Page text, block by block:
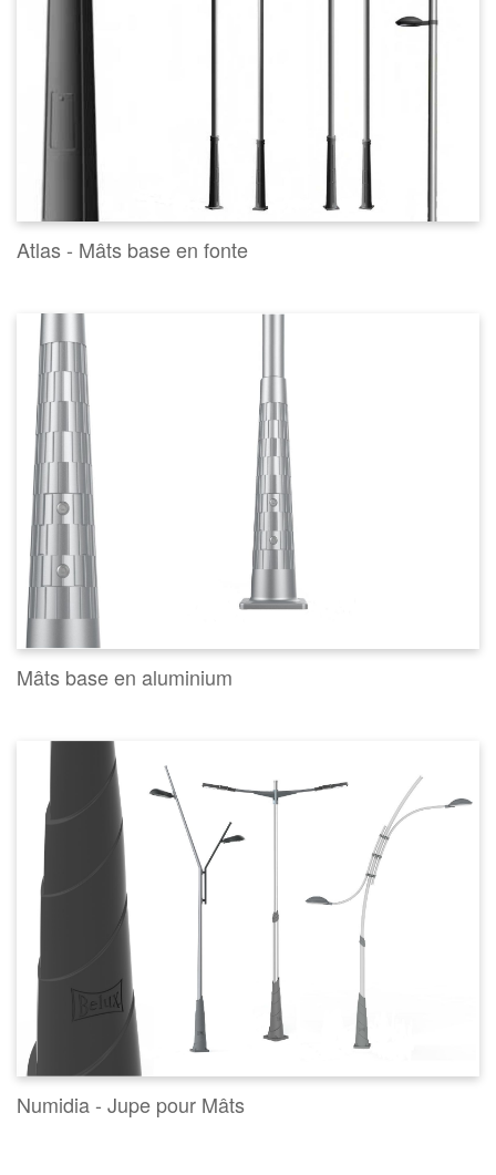
Atlas - Mâts base en fonte
Mâts base en aluminium
Numidia - Jupe pour Mâts